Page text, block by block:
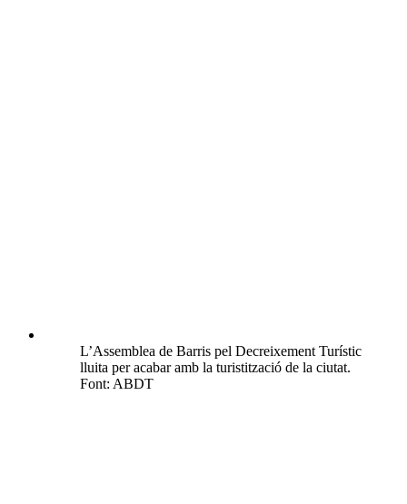
L’Assemblea de Barris pel Decreixement Turístic
lluita per acabar amb la turistització de la ciutat.
Font: ABDT